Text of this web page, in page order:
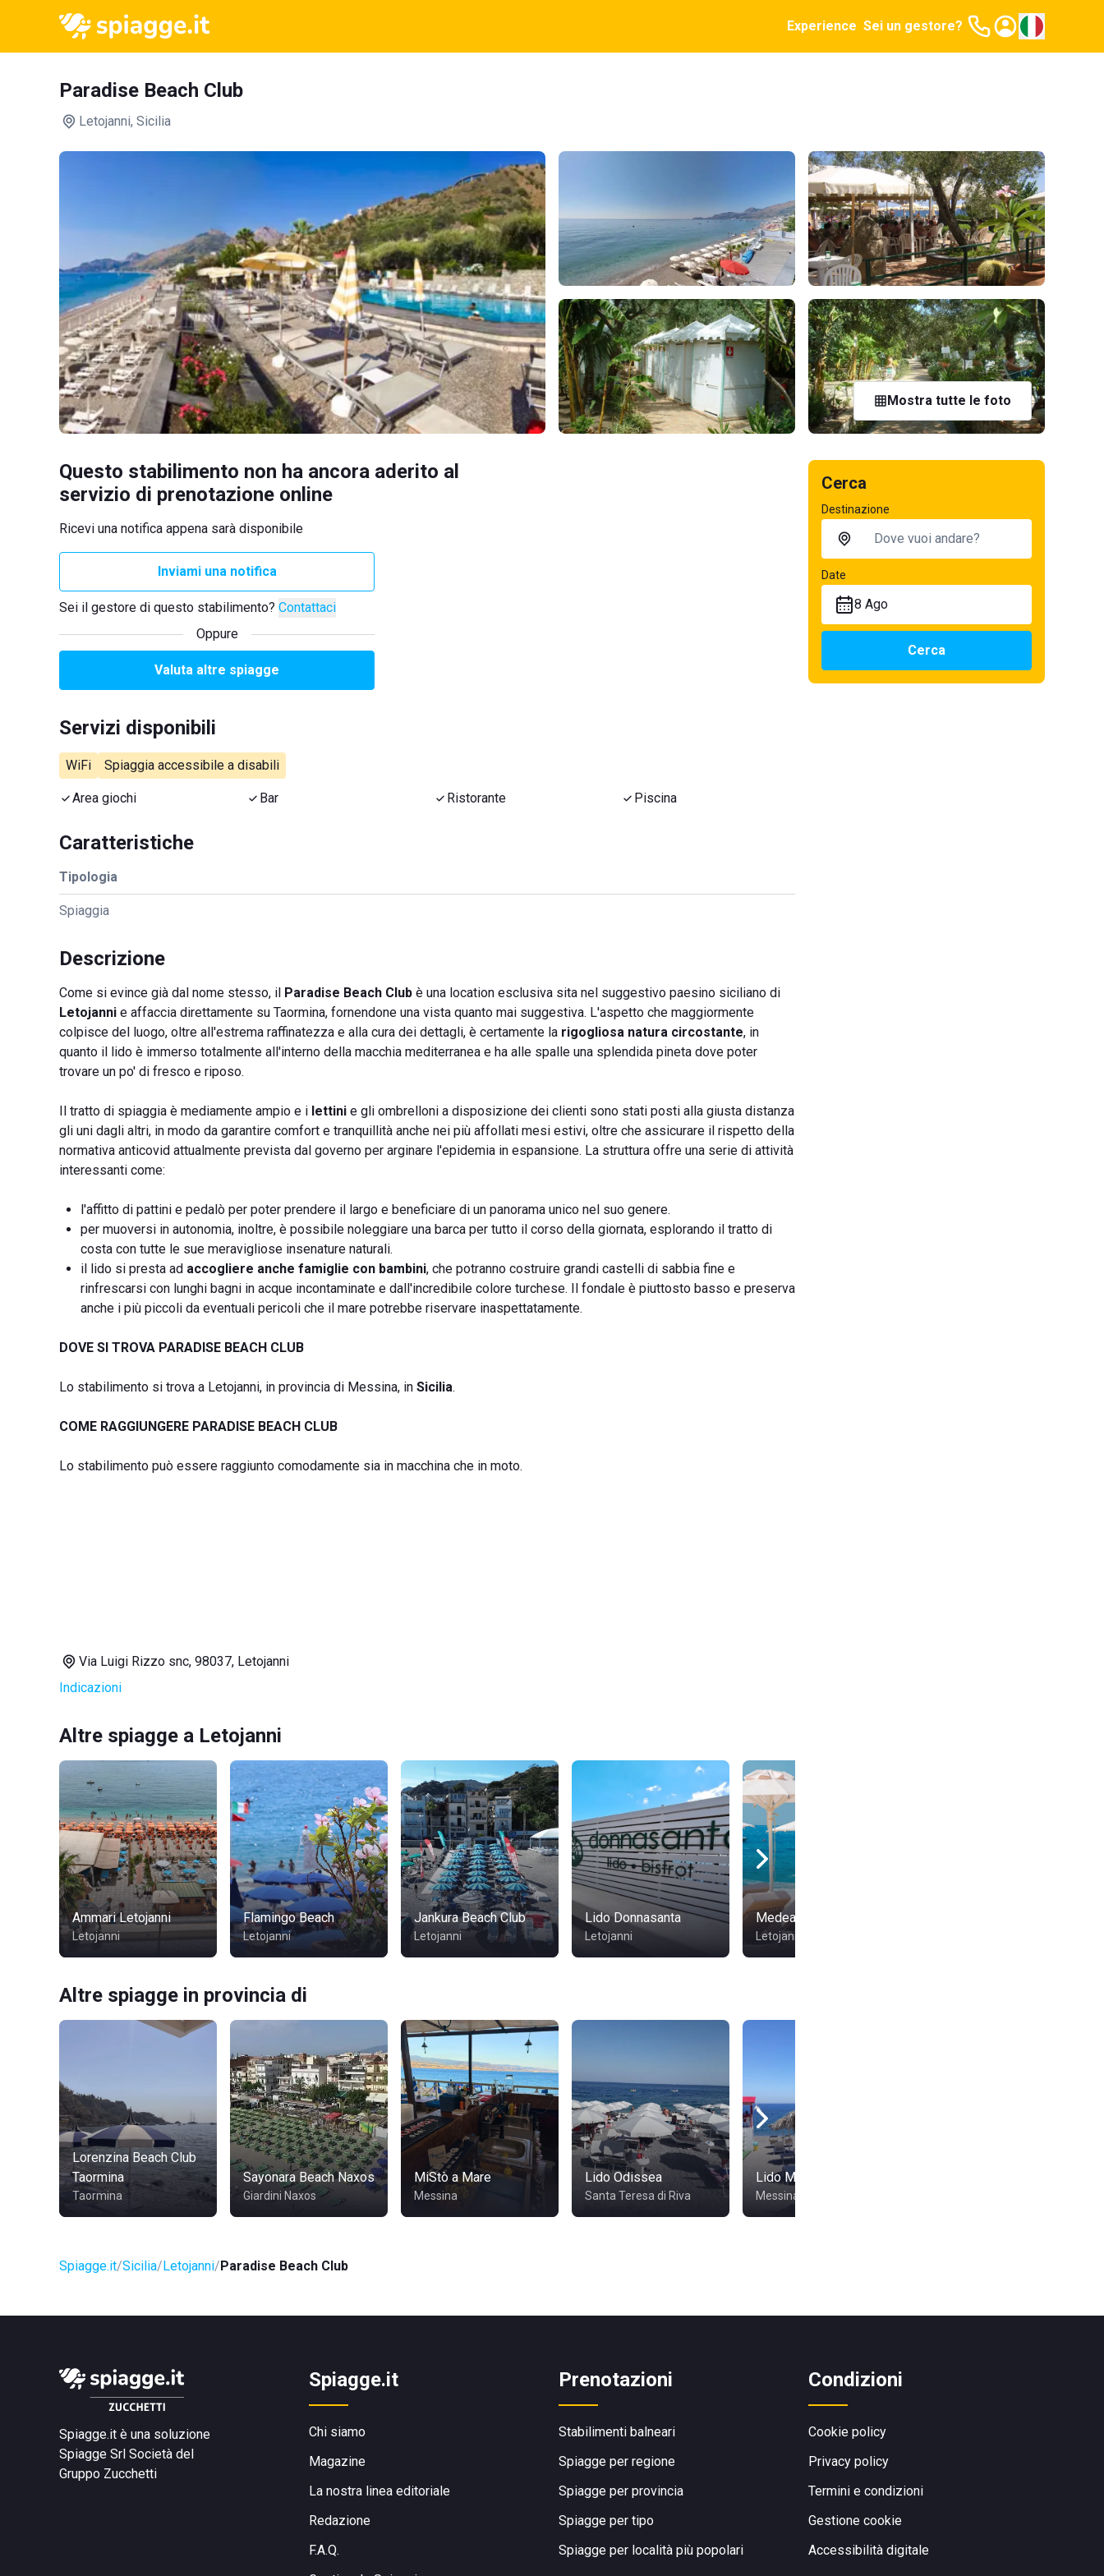
Experience Sei un gestore?
Paradise Beach Club
Letojanni, Sicilia
Mostra tutte le foto
Questo stabilimento non ha ancora aderito al
servizio di prenotazione online
Ricevi una notifica appena sarà disponibile
Inviami una notifica
Sei il gestore di questo stabilimento? Contattaci
Oppure
Valuta altre spiagge
Servizi disponibili
WiFi Spiaggia accessibile a disabili
Area giochi Bar Ristorante Piscina
Caratteristiche
Tipologia
Spiaggia
Descrizione
Come si evince già dal nome stesso, il Paradise Beach Club è una location esclusiva sita nel suggestivo paesino siciliano di
Letojanni e affaccia direttamente su Taormina, fornendone una vista quanto mai suggestiva. L'aspetto che maggiormente
colpisce del luogo, oltre all'estrema raffinatezza e alla cura dei dettagli, è certamente la rigogliosa natura circostante, in
quanto il lido è immerso totalmente all'interno della macchia mediterranea e ha alle spalle una splendida pineta dove poter
trovare un po' di fresco e riposo.
Il tratto di spiaggia è mediamente ampio e i lettini e gli ombrelloni a disposizione dei clienti sono stati posti alla giusta distanza
gli uni dagli altri, in modo da garantire comfort e tranquillità anche nei più affollati mesi estivi, oltre che assicurare il rispetto della
normativa anticovid attualmente prevista dal governo per arginare l'epidemia in espansione. La struttura offre una serie di attività
interessanti come:
l'affitto di pattini e pedalò per poter prendere il largo e beneficiare di un panorama unico nel suo genere.
per muoversi in autonomia, inoltre, è possibile noleggiare una barca per tutto il corso della giornata, esplorando il tratto di
costa con tutte le sue meravigliose insenature naturali.
il lido si presta ad accogliere anche famiglie con bambini, che potranno costruire grandi castelli di sabbia fine e
rinfrescarsi con lunghi bagni in acque incontaminate e dall'incredibile colore turchese. Il fondale è piuttosto basso e preserva
anche i più piccoli da eventuali pericoli che il mare potrebbe riservare inaspettatamente.
DOVE SI TROVA PARADISE BEACH CLUB
Lo stabilimento si trova a Letojanni, in provincia di Messina, in Sicilia.
COME RAGGIUNGERE PARADISE BEACH CLUB
Lo stabilimento può essere raggiunto comodamente sia in macchina che in moto.
Via Luigi Rizzo snc, 98037, Letojanni
Indicazioni
Altre spiagge a Letojanni
Ammari Letojanni
Letojanni
Flamingo Beach
Letojanni
Jankura Beach Club
Letojanni
Lido Donnasanta
Letojanni
Medea Beach Club
Letojanni
Altre spiagge in provincia di
Lorenzina Beach Club
Taormina
Taormina
Sayonara Beach Naxos
Giardini Naxos
MiStò a Mare
Messina
Lido Odissea
Santa Teresa di Riva
Lido Maracaibo
Messina
Spiagge.it Sicilia Letojanni Paradise Beach Club
Cerca
Destinazione
Date
8 Ago
Cerca
Spiagge.it è una soluzione
Spiagge Srl Società del
Gruppo Zucchetti
Spiagge.it
Chi siamo
Magazine
La nostra linea editoriale
Redazione
F.A.Q.
Prenotazioni
Stabilimenti balneari
Spiagge per regione
Spiagge per provincia
Spiagge per tipo
Spiagge per località più popolari
Condizioni
Cookie policy
Privacy policy
Termini e condizioni
Gestione cookie
Accessibilità digitale